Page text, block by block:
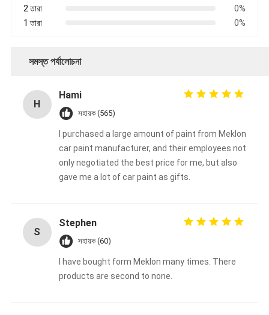
2 তারা
0%
1 তারা
0%
সমস্ত পর্যালোচনা
H
Hami
সহায়ক (565)
I purchased a large amount of paint from Meklon
car paint manufacturer, and their employees not
only negotiated the best price for me, but also
gave me a lot of car paint as gifts.
S
Stephen
সহায়ক (60)
I have bought form Meklon many times. There
products are second to none.